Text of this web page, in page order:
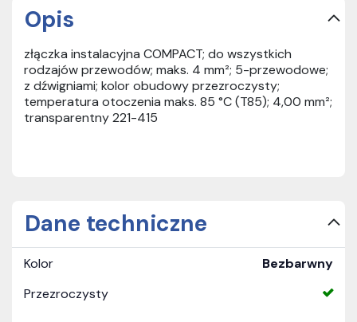
Opis
złączka instalacyjna COMPACT; do wszystkich
rodzajów przewodów; maks. 4 mm²; 5-przewodowe;
z dźwigniami; kolor obudowy przezroczysty;
temperatura otoczenia maks. 85 °C (T85); 4,00 mm²;
transparentny 221-415
Dane techniczne
Kolor
Bezbarwny
Przezroczysty